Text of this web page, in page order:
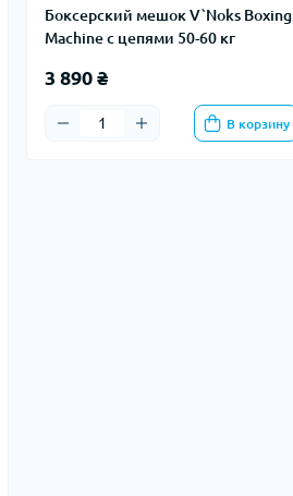
Боксерский мешок V`Noks Boxing
Machine с цепями 50-60 кг
3 890 ₴
В корзину